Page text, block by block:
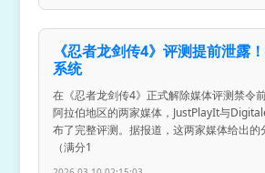
《忍者龙剑传4》评测提前泄露
系统
在《忍者龙剑传4》正式解除媒体评测禁令
阿拉伯地区的两家媒体，JustPlayIt与
布了完整评测。据报道，这两家媒体给出的
（满分1